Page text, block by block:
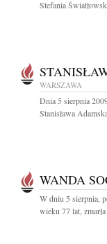
Stefania
WARSZAWA
Dnia 5 sierpnia
Stanisława
WANDA
W dniu 5 sierpnia,
wieku 77 lat,